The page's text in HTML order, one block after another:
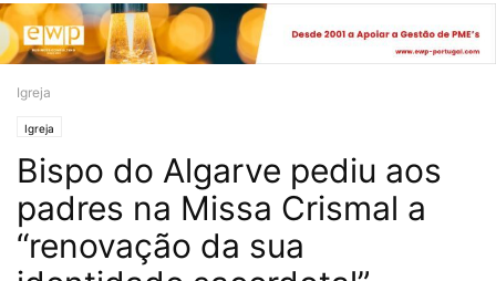
Igreja
Igreja
Bispo do Algarve pediu aos
padres na Missa Crismal a
“renovação da sua